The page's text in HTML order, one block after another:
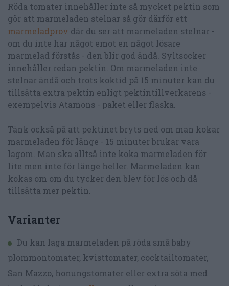
Röda tomater innehåller inte så mycket pektin som
gör att marmeladen stelnar så gör därför ett
marmeladprov där du ser att marmeladen stelnar -
om du inte har något emot en något lösare
marmelad förstås - den blir god ändå. Syltsocker
innehåller redan pektin. Om marmeladen inte
stelnar ändå och trots koktid på 15 minuter kan du
tillsätta extra pektin enligt pektintillverkarens -
exempelvis Atamons - paket eller flaska.
Tänk också på att pektinet bryts ned om man kokar
marmeladen för länge - 15 minuter brukar vara
lagom. Man ska alltså inte koka marmeladen för
lite men inte för länge heller. Marmeladen kan
kokas om om du tycker den blev för lös och då
tillsätta mer pektin.
Varianter
Du kan laga marmeladen på röda små baby
plommontomater, kvisttomater, cocktailtomater,
San Mazzo, honungstomater eller extra söta med